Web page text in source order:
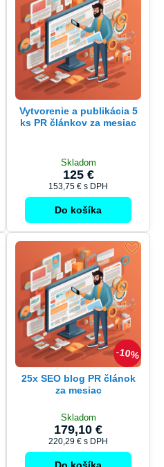
Vytvorenie a publikácia 5
ks PR článkov za mesiac
Skladom
125 €
153,75 € s DPH
Do košíka
10%
25x SEO blog PR článok
za mesiac
Skladom
179,10 €
220,29 € s DPH
Do košíka